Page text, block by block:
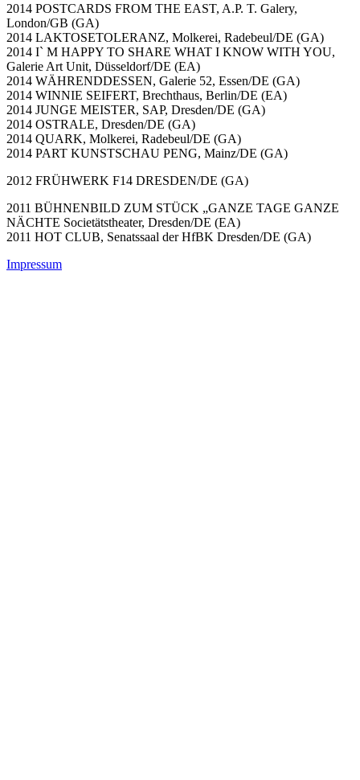
2014 POSTCARDS FROM THE EAST, A.P. T. Galery,
London/GB (GA)
2014 LAKTOSETOLERANZ, Molkerei, Radebeul/DE (GA)
2014 I` M HAPPY TO SHARE WHAT I KNOW WITH YOU,
Galerie Art Unit, Düsseldorf/DE (EA)
2014 WÄHRENDDESSEN, Galerie 52, Essen/DE (GA)
2014 WINNIE SEIFERT, Brechthaus, Berlin/DE (EA)
2014 JUNGE MEISTER, SAP, Dresden/DE (GA)
2014 OSTRALE, Dresden/DE (GA)
2014 QUARK, Molkerei, Radebeul/DE (GA)
2014 PART KUNSTSCHAU PENG, Mainz/DE (GA)
2012 FRÜHWERK F14 DRESDEN/DE (GA)
2011 BÜHNENBILD ZUM STÜCK „GANZE TAGE GANZE
NÄCHTE Societätstheater, Dresden/DE (EA)
2011 HOT CLUB, Senatssaal der HfBK Dresden/DE (GA)
Impressum